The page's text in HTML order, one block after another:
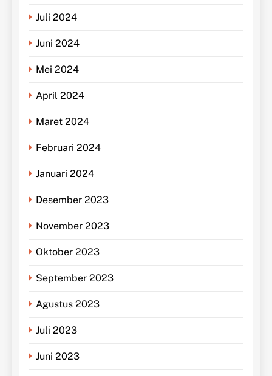
Juli 2024
Juni 2024
Mei 2024
April 2024
Maret 2024
Februari 2024
Januari 2024
Desember 2023
November 2023
Oktober 2023
September 2023
Agustus 2023
Juli 2023
Juni 2023